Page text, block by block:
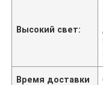
Высокий свет:
,
Время доставки